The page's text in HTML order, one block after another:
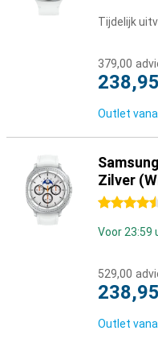
Tijdelijk
379,00
238,95
Outlet
Zilver
4.5 sterren
Voor 23:59
529,00
238,95
Outlet